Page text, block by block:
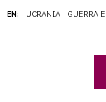
EN: UCRANIA GUERRA